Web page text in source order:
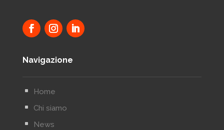
Navigazione
^ Home
^ Chi siamo
^ News